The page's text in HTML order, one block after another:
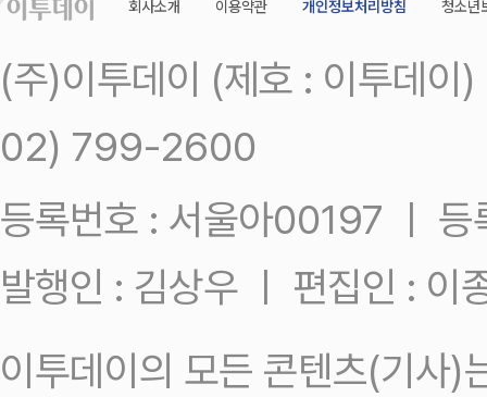
회사소개 이용약관 개인정보처리방침 청소년
(주)이투데이 (제호 : 이투데
02) 799-2600
등록번호 : 서울아00197 ㅣ
발행인 : 김상우 ㅣ 편집인 : 이
이투데이의 모든 콘텐츠(기사)